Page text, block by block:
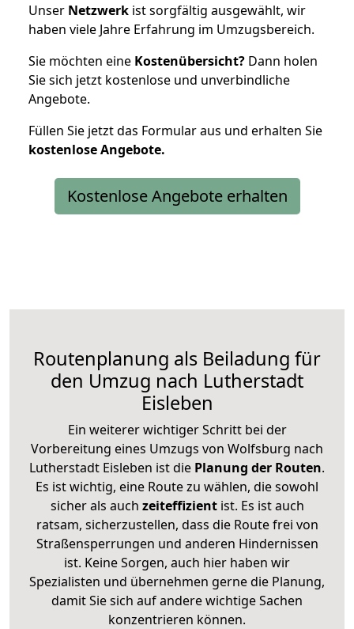
Unser Netzwerk ist sorgfältig ausgewählt, wir
haben viele Jahre Erfahrung im Umzugsbereich.
Sie möchten eine Kostenübersicht? Dann holen
Sie sich jetzt kostenlose und unverbindliche
Angebote.
Füllen Sie jetzt das Formular aus und erhalten Sie
kostenloseAngebote.
Kostenlose Angebote erhalten
Routenplanung als Beiladung für
den Umzug nach Lutherstadt
Eisleben
Ein weiterer wichtiger Schritt bei der
Vorbereitung eines Umzugs von Wolfsburg nach
Lutherstadt Eisleben ist die Planung der Routen.
Es ist wichtig, eine Route zu wählen, die sowohl
sicher als auch zeiteffizientist. Es ist auch
ratsam, sicherzustellen, dass die Route frei von
Straßensperrungen und anderen Hindernissen
ist. Keine Sorgen, auch hier haben wir
Spezialisten und übernehmen gerne die Planung,
damit Sie sich auf andere wichtige Sachen
konzentrieren können.